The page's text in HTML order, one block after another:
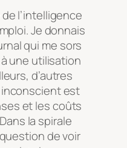
l’intelligence
Je donnais
qui me sors
une utilisation
d’autres
est
et les coûts
la spirale
de voir